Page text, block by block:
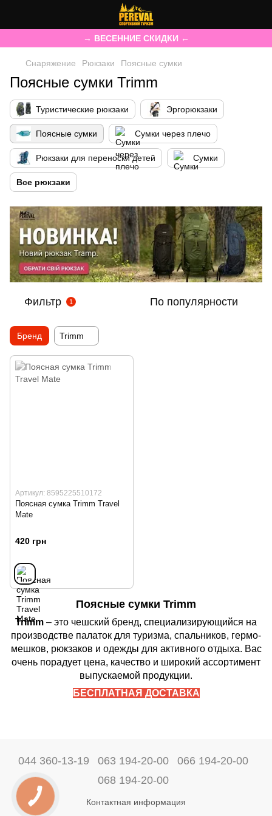
→ ВЕСЕННИЕ СКИДКИ ←
Снаряжение Рюкзаки Поясные сумки
Поясные сумки Trimm
Туристические рюкзаки Эргорюкзаки
Поясные сумки Сумки через плечо
Рюкзаки для переноски детей Сумки
Все рюкзаки
Фильтр 1 По популярности
Бренд Trimm
Артикул: 8595225510172
Поясная сумка Trimm Travel
Mate
420 грн
Поясные сумки Trimm
Trimm – это чешский бренд, специализирующийся на
производстве палаток для туризма, спальников, гермо-
мешков, рюкзаков и одежды для активного отдыха. Вас
очень порадует цена, качество и широкий ассортимент
выпускаемой продукции.
БЕСПЛАТНАЯ ДОСТАВКА
044 360-13-19 063 194-20-00
066 194-20-00
068 194-20-00
Контактная информация